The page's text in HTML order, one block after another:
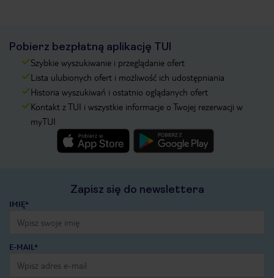
Pobierz bezpłatną aplikację TUI
Szybkie wyszukiwanie i przeglądanie ofert
Lista ulubionych ofert i możliwość ich udostępniania
Historia wyszukiwań i ostatnio oglądanych ofert
Kontakt z TUI i wszystkie informacje o Twojej rezerwacji w
myTUI
Zapisz się do newslettera
IMIĘ*
E-MAIL*